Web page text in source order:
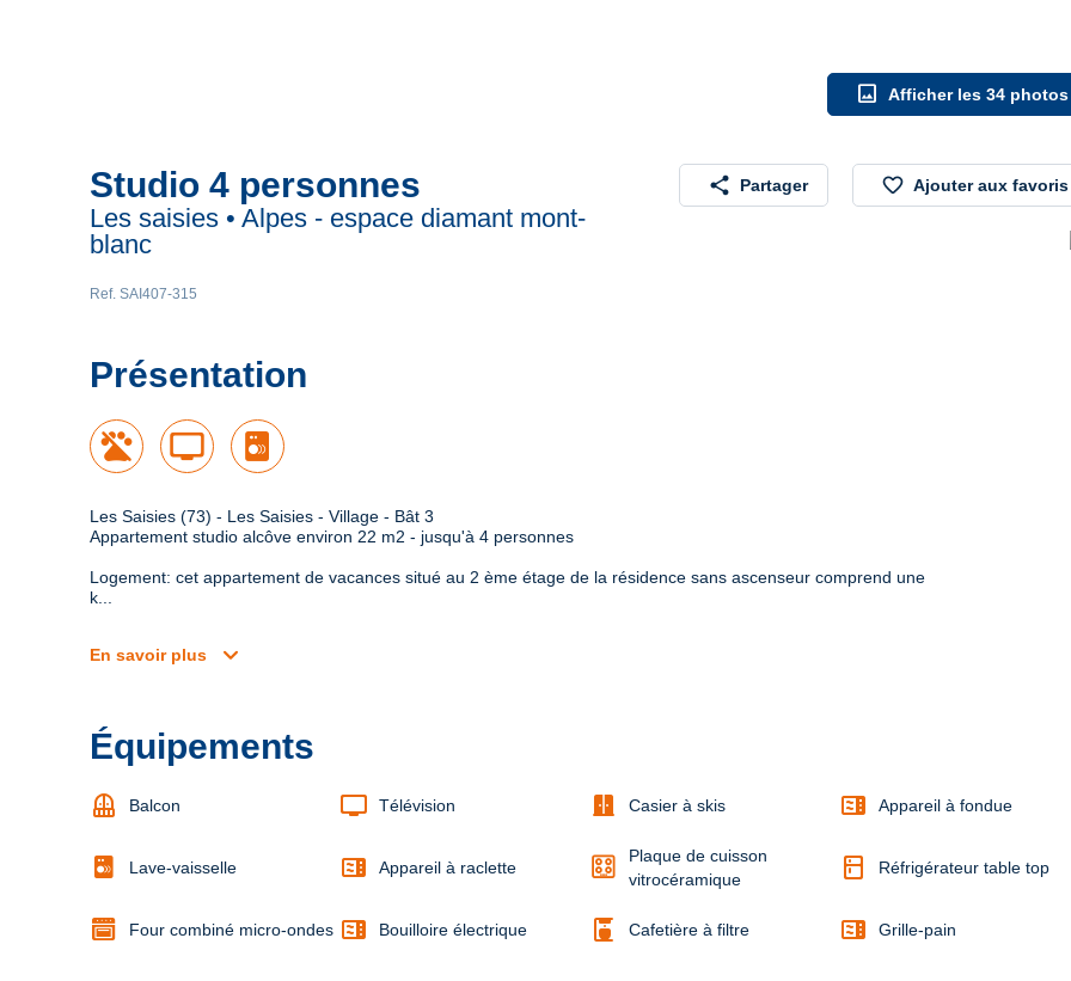
image Afficher les 34 photos
Studio 4 personnes
Les saisies • Alpes - espace diamant mont-
blanc
Ref. SAI407-315
share Partager favorite_border Ajouter aux favoris
Présentation
tv
Les Saisies (73) - Les Saisies - Village - Bât 3
Appartement studio alcôve environ 22 m2 - jusqu'à 4 personnes
Logement: cet appartement de vacances situé au 2 ème étage de la résidence sans ascenseur comprend une
k...
En savoir plus expand_more
Équipements
balcony Balcon tv Télévision door_sliding Casier à skis microwave Appareil à fondue
Lave-vaisselle microwave Appareil à raclette
Plaque de cuisson
vitrocéramique
kitchen Réfrigérateur table top
Four combiné micro-ondes microwave Bouilloire électrique coffee_maker Cafetière à filtre microwave Grille-pain